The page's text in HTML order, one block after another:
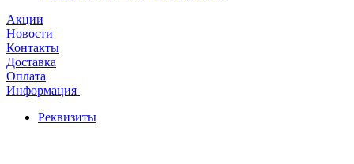
Акции
Новости
Контакты
Доставка
Оплата
Информация
Реквизиты